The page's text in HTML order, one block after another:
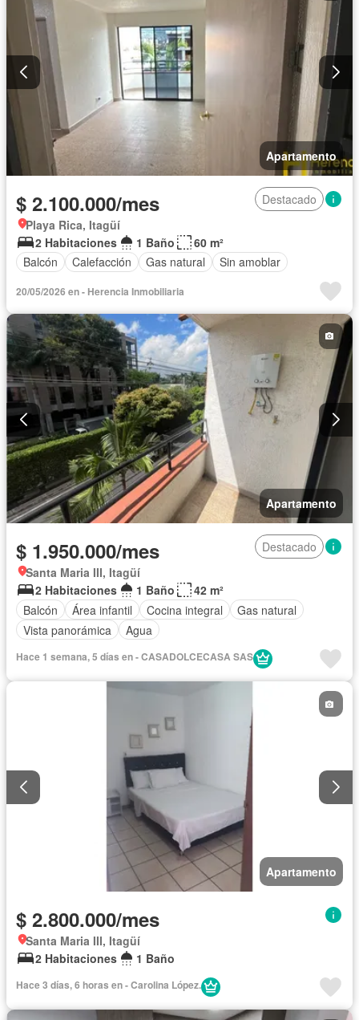
Apartamento
$ 2.100.000/mes
Destacado
Playa Rica, Itagüí
2 Habitaciones
1 Baño
60 m²
Balcón
Calefacción Gas natural Sin amoblar
20/05/2026 en - Herencia Inmobiliaria
Apartamento
$ 1.950.000/mes
Destacado
Santa Maria III, Itagüí
2 Habitaciones
1 Baño
42 m²
Balcón
Área infantil Cocina integral
Gas natural
Vista panorámica
Agua
Hace 1 semana, 5 días en - CASADOLCECASA SAS
Apartamento
$ 2.800.000/mes
Santa Maria III, Itagüí
2 Habitaciones
1 Baño
Hace 3 días, 6 horas en - Carolina López.